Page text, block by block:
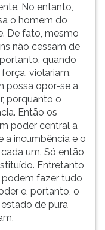
No entanto,
o homem do
De fato, mesmo
não cessam de
quando
violariam,
possa opor-se a
porquanto o
Então os
poder central a
a incumbência e o
um. Só então
Entretanto,
fazer tudo
e, portanto, o
de pura